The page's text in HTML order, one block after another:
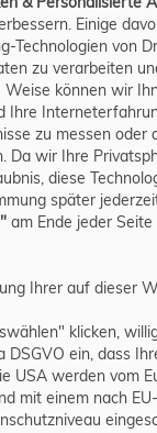
Einige
Technologien von
zu verarbeiten
können wir
Ihre
zu messen oder
Da wir Ihre
diese
später
am Ende jeder
Ihrer auf dieser
klicken,
DSGVO ein, dass
USA werden vom
mit einem nach